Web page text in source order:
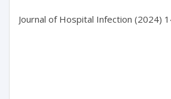
Journal of Hospital Infection (2024)